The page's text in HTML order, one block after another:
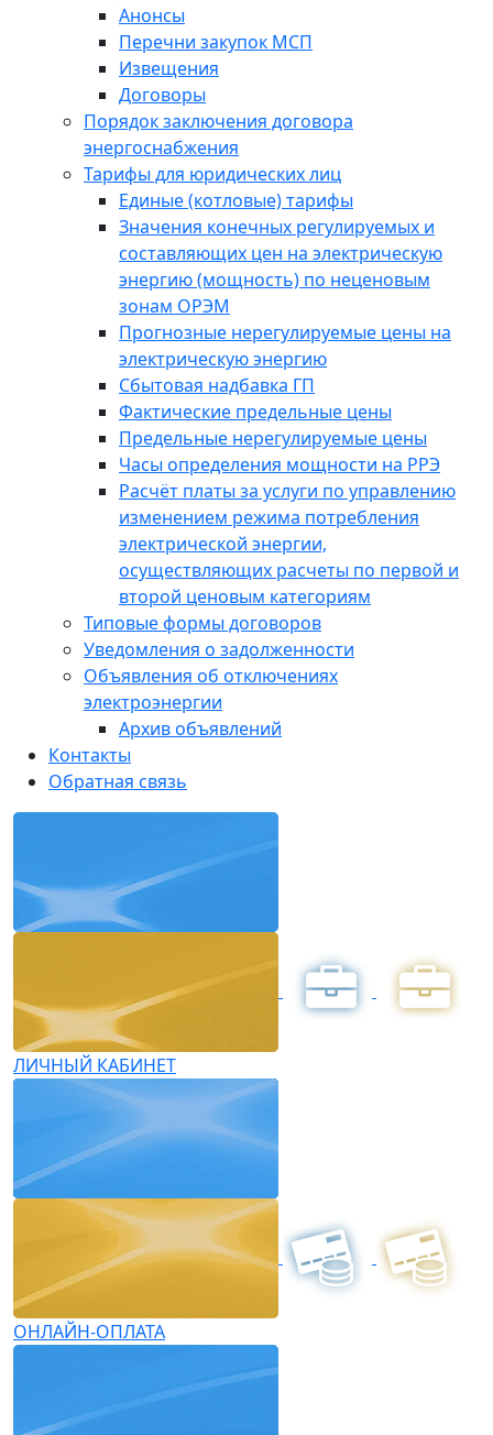
Анонсы
Перечни закупок МСП
Извещения
Договоры
Порядок заключения договора
энергоснабжения
Тарифы для юридических лиц
Единые (котловые) тарифы
Значения конечных регулируемых и
составляющих цен на электрическую
энергию (мощность) по неценовым
зонам ОРЭМ
Прогнозные нерегулируемые цены на
электрическую энергию
Сбытовая надбавка ГП
Фактические предельные цены
Предельные нерегулируемые цены
Часы определения мощности на РРЭ
Расчёт платы за услуги по управлению
изменением режима потребления
электрической энергии,
осуществляющих расчеты по первой и
второй ценовым категориям
Типовые формы договоров
Уведомления о задолженности
Объявления об отключениях
электроэнергии
Архив объявлений
Контакты
Обратная связь
ЛИЧНЫЙ КАБИНЕТ
ОНЛАЙН-ОПЛАТА